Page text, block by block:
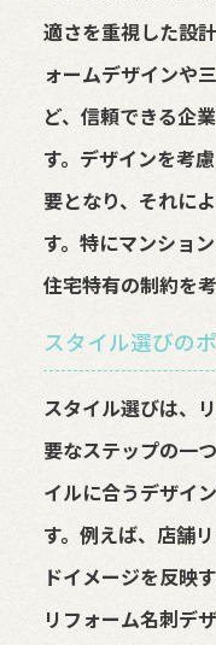
適さを重視した設
ォームデザインや
ど、信頼できる企
す。デザインを考
要となり、それに
す。特にマンショ
住宅特有の制約を
スタイル選びの
スタイル選びは、
要なステップの一
イルに合うデザイ
す。例えば、店舗
ドイメージを反映
リフォーム名刺デ